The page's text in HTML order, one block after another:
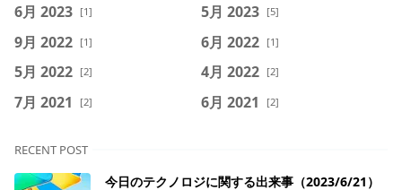
6月 2023 [1] 5月 2023 [5]
9月 2022 [1] 6月 2022 [1]
5月 2022 [2] 4月 2022 [2]
7月 2021 [2] 6月 2021 [2]
RECENT POST
今日のテクノロジに関する出来事（2023/6/21）